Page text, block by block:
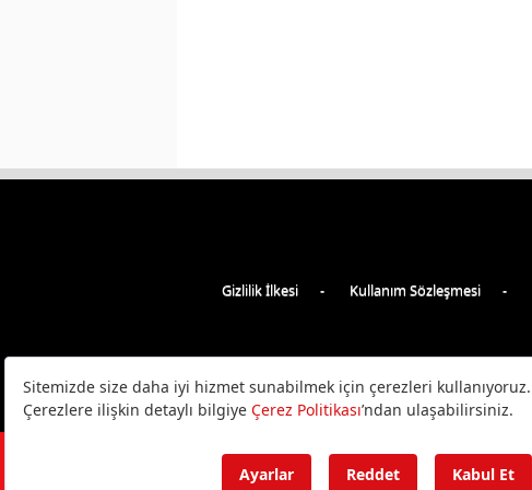
Gizlilik İlkesi Kullanım Sözleşmesi
©2026